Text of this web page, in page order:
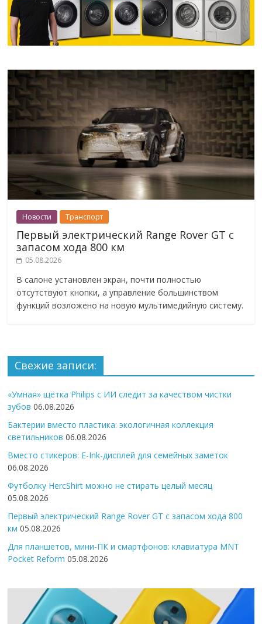
Новости Транспорт
Первый электрический Range Rover GT с
запасом хода 800 км
05.08.2026
В салоне установлен экран, почти полностью
отсутствуют кнопки, а управление большинством
функций возложено на новую мультимедийную систему.
Свежие записи:
«Умная» щётка Philips с ИИ следит за качеством чистки
зубов 06.08.2026
Бактерии вместо пластика: экологичная коллекция
светильников 06.08.2026
Вместо стикеров: E-Ink-дисплей для семейных заметок
06.08.2026
Футболку HercShirt можно не стирать целый месяц
05.08.2026
Первый электрический Range Rover GT с запасом хода 800
км 05.08.2026
Для планшетов, мини-ПК и смартфонов: клавиатура MNT
Pocket Reform 05.08.2026